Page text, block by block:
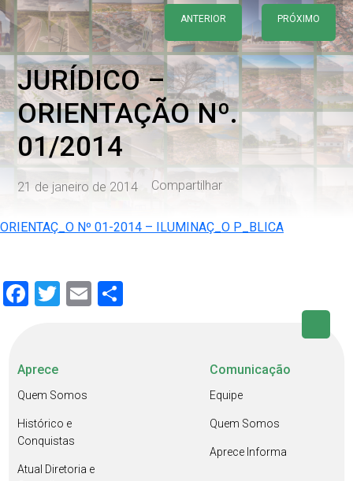
ANTERIOR PRÓXIMO
JURÍDICO –
ORIENTAÇÃO Nº.
01/2014
21 de janeiro de 2014 Compartilhar
ORIENTAÇ_O Nº 01-2014 – ILUMINAÇ_O P_BLICA
Facebook
Twitter
Email
Aprece
Quem Somos
Histórico e
Conquistas
Atual Diretoria e
Comunicação
Equipe
Quem Somos
Aprece Informa